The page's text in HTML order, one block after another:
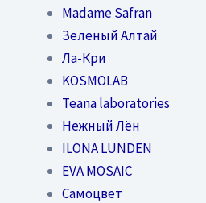
Madame Safran
Зеленый Алтай
Ла-Кри
KOSMOLAB
Teana laboratories
Нежный Лён
ILONA LUNDEN
EVA MOSAIC
Самоцвет